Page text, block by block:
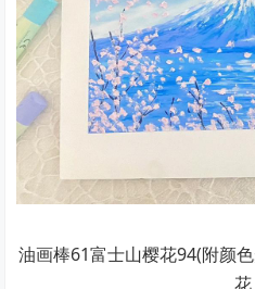
油画棒61富士山樱花94(附颜
花